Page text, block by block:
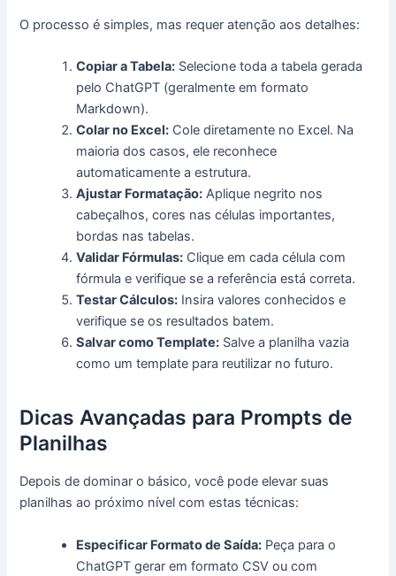
O processo é simples, mas requer atenção aos detalhes:
Copiar a Tabela: Selecione toda a tabela gerada
pelo ChatGPT (geralmente em formato
Markdown).
Colar no Excel: Cole diretamente no Excel. Na
maioria dos casos, ele reconhece
automaticamente a estrutura.
Ajustar Formatação: Aplique negrito nos
cabeçalhos, cores nas células importantes,
bordas nas tabelas.
Validar Fórmulas: Clique em cada célula com
fórmula e verifique se a referência está correta.
Testar Cálculos: Insira valores conhecidos e
verifique se os resultados batem.
Salvar como Template: Salve a planilha vazia
como um template para reutilizar no futuro.
Dicas Avançadas para Prompts de
Planilhas
Depois de dominar o básico, você pode elevar suas
planilhas ao próximo nível com estas técnicas:
Especificar Formato de Saída: Peça para o
ChatGPT gerar em formato CSV ou com